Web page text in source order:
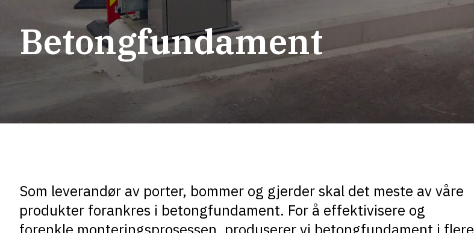
Betongfundament
Som leverandør av porter, bommer og gjerder skal det meste av våre
produkter forankres i betongfundament. For å effektivisere og